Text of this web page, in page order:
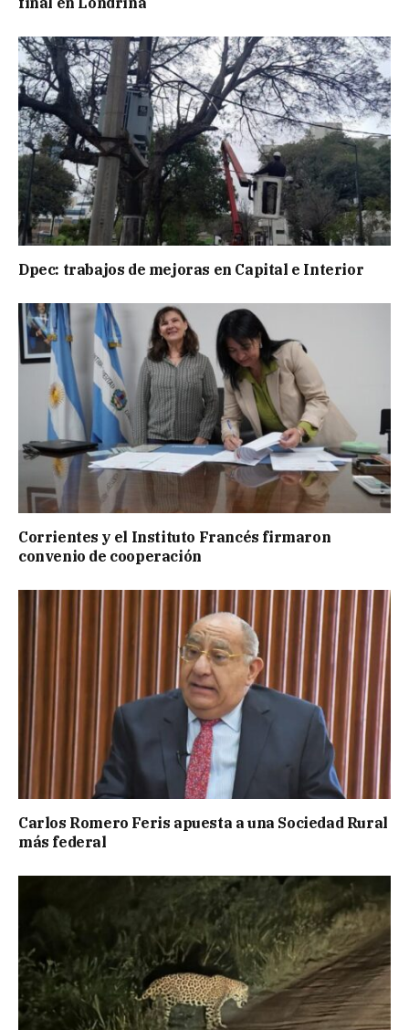
Dpec: trabajos de mejoras en Capital e Interior
Corrientes y el Instituto Francés firmaron
convenio de cooperación
Carlos Romero Feris apuesta a una Sociedad Rural
más federal